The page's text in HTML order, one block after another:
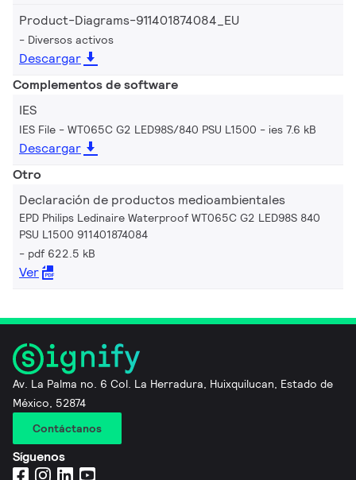
Product-Diagrams-911401874084_EU
Diversos activos
Descargar
Complementos de software
IES
IES File - WT065C G2 LED98S/840 PSU L1500 ies 7.6 kB
Descargar
Otro
Declaración de productos medioambientales
EPD Philips Ledinaire Waterproof WT065C G2 LED98S 840
PSU L1500 911401874084
pdf 622.5 kB
Ver
Av. La Palma no. 6 Col. La Herradura, Huixquilucan, Estado de
México, 52874
Contáctanos
Síguenos